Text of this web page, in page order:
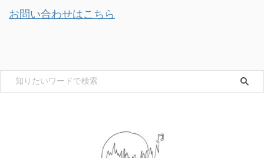
お問い合わせはこちら